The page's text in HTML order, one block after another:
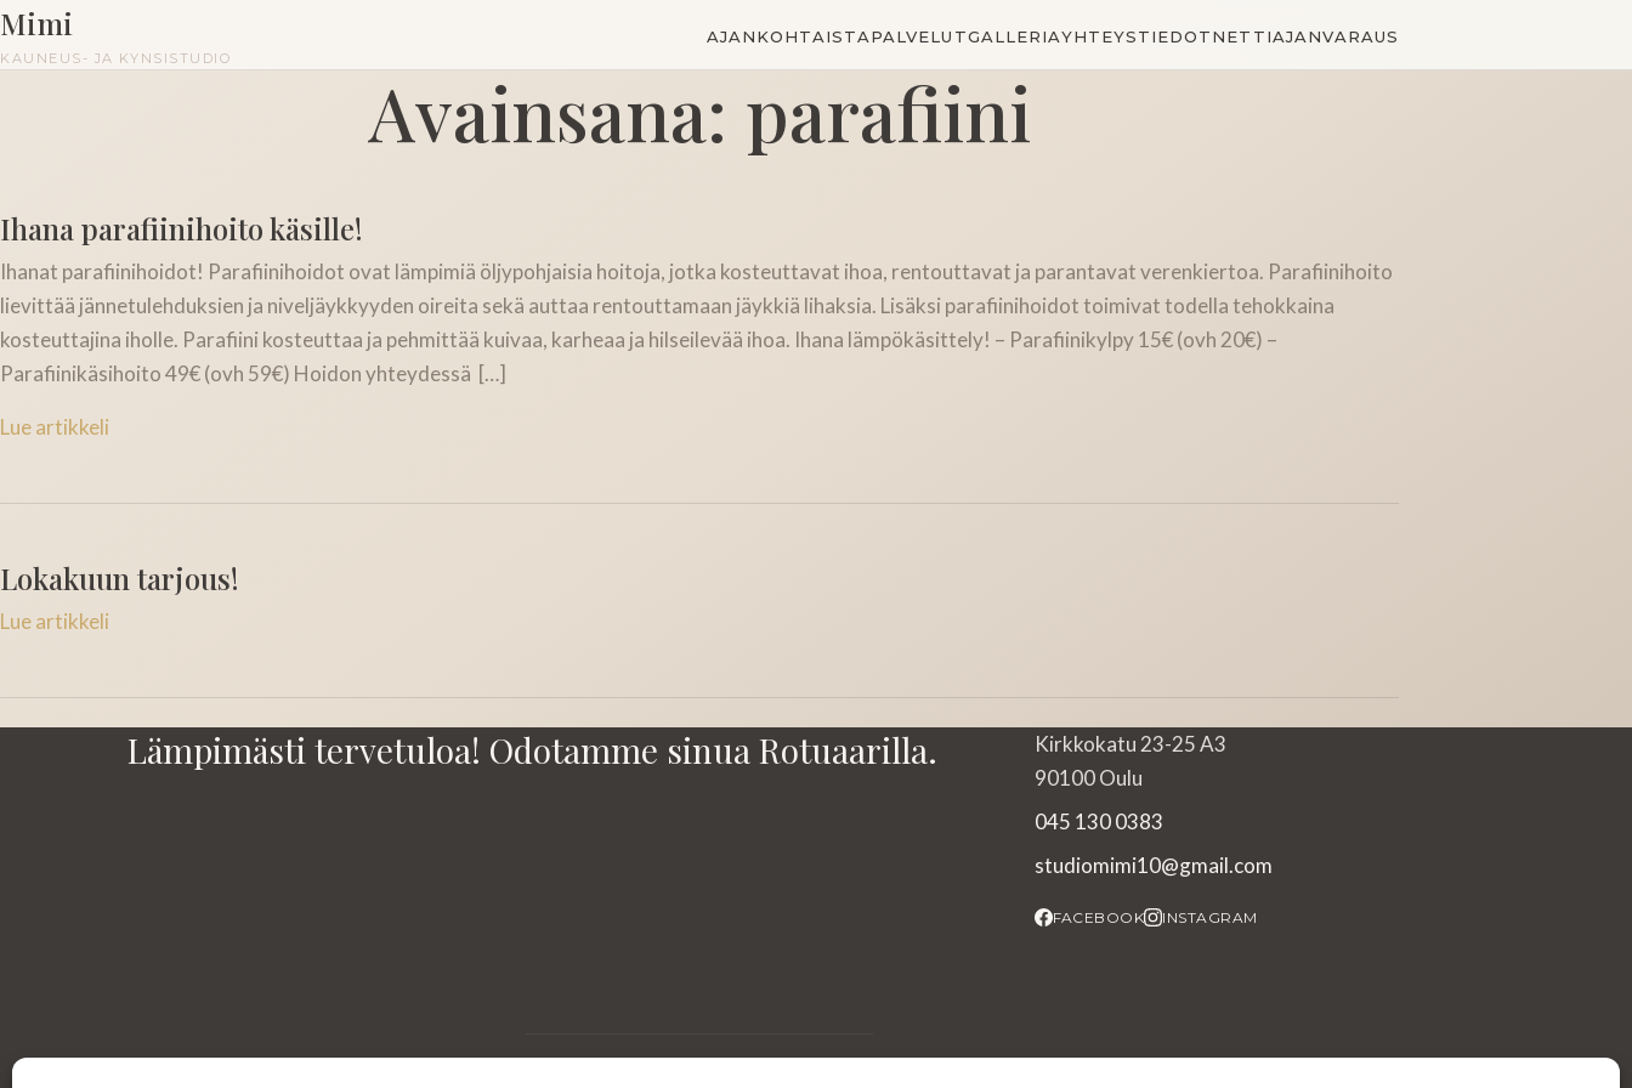
Mimi
KAUNEUS- JA KYNSISTUDIO
AJANKOHTAISTAPALVELUTGALLERIAYHTEYSTIEDOTNETTIAJANVARAUS
Avainsana: parafiini
Ihana parafiinihoito käsille!
Ihanat parafiinihoidot! Parafiinihoidot ovat lämpimiä öljypohjaisia hoitoja, jotka kosteuttavat ihoa, rentouttavat ja parantavat verenkiertoa. Parafiinihoito
lievittää jännetulehduksien ja niveljäykkyyden oireita sekä auttaa rentouttamaan jäykkiä lihaksia. Lisäksi parafiinihoidot toimivat todella tehokkaina
kosteuttajina iholle. Parafiini kosteuttaa ja pehmittää kuivaa, karheaa ja hilseilevää ihoa. Ihana lämpökäsittely! – Parafiinikylpy 15€ (ovh 20€) –
Parafiinikäsihoito 49€ (ovh 59€) Hoidon yhteydessä […]
Lue artikkeli
Lokakuun tarjous!
Lue artikkeli
Lämpimästi tervetuloa! Odotamme sinua Rotuaarilla.
Kirkkokatu 23-25 A3
90100 Oulu
045 130 0383
studiomimi10@gmail.com
FACEBOOK INSTAGRAM